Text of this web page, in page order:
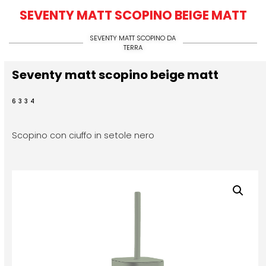
SEVENTY MATT SCOPINO BEIGE MATT
SEVENTY MATT SCOPINO DA
TERRA
Seventy matt scopino beige matt
6334
Scopino con ciuffo in setole nero